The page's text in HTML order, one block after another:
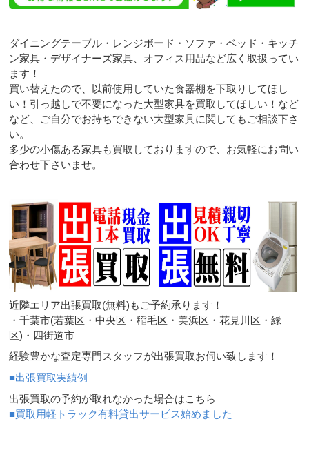
ダイニングテーブル・レンジボード・ソファ・ベッド・キッチ
ン家具・デザイナーズ家具、オフィス用品など広く取扱ってい
ます！
買い替えたので、以前使用していた食器棚を下取りしてほし
い！引っ越しで不要になった大型家具を買取してほしい！など
など、ご自分でお持ちできない大型家具に関してもご相談下さ
い。
多少の小傷ある家具も買取しておりますので、お気軽にお問い
合わせ下さいませ。
近隣エリア出張買取(無料)もご予約承ります！
・千葉市(若葉区・中央区・稲毛区・美浜区・花見川区・緑
区)・四街道市
経験豊かな査定専門スタッフが出張買取お伺い致します！
■出張買取実績例
出張買取の予約が取れなかった場合はこちら
■買取用軽トラック有料貸出サービス始めました